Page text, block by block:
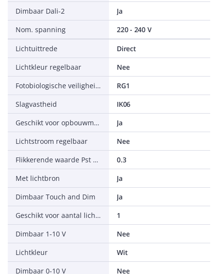
Dimbaar Dali-2
Ja
Nom. spanning
220 - 240 V
Lichtuittrede
Direct
Lichtkleur regelbaar
Nee
Fotobiologische veiligheid conform EN 62471
RG1
Slagvastheid
IK06
Geschikt voor opbouwmontage
Ja
Lichtstroom regelbaar
Nee
Flikkerende waarde Pst LM
0.3
Met lichtbron
Ja
Dimbaar Touch and Dim
Ja
Geschikt voor aantal lichtbronnen
1
Dimbaar 1-10 V
Nee
Lichtkleur
Wit
Dimbaar 0-10 V
Nee